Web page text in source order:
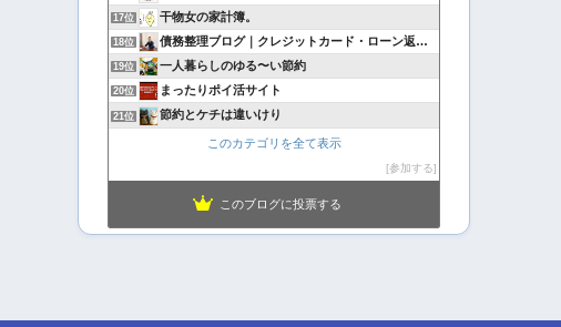
17位 干物女の家計簿。
18位 債務整理ブログ｜クレジットカード・ローン返済で悩んでいる方へ
19位 一人暮らしのゆる〜い節約
20位 まったりポイ活サイト
21位 節約とケチは違いけり
このカテゴリを全て表示
参加する
このブログに投票する